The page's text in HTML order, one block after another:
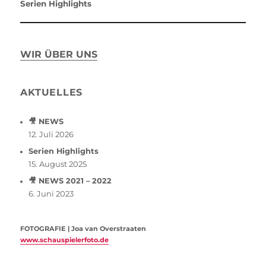
Serien Highlights
WIR ÜBER UNS
AKTUELLES
🎥 NEWS
12. Juli 2026
Serien Highlights
15. August 2025
🎥 NEWS 2021 – 2022
6. Juni 2023
FOTOGRAFIE | Joa van Overstraaten
www.schauspielerfoto.de